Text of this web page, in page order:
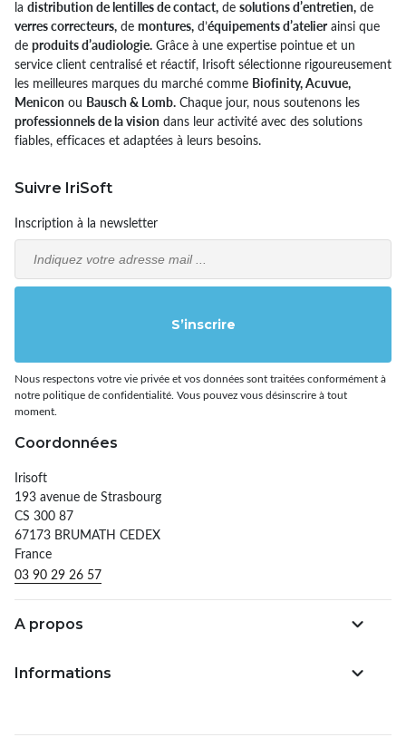
la distribution de lentilles de contact, de solutions d’entretien, de
verres correcteurs, de montures, d’équipements d’atelierainsi que
de produits d’audiologie. Grâce à une expertise pointue et un
service client centralisé et réactif, Irisoft sélectionne rigoureusement
les meilleures marques du marché comme Biofinity, Acuvue,
Menicon ou Bausch & Lomb. Chaque jour, nous soutenons les
professionnels de la vision dans leur activité avec des solutions
fiables, efficaces et adaptées à leurs besoins.
Suivre IriSoft
Inscription à la newsletter
Email
S’inscrire
Nous respectons votre vie privée et vos données sont traitées conformément à
notre politique de confidentialité. Vous pouvez vous désinscrire à tout
moment.
Coordonnées
Irisoft
193 avenue de Strasbourg
CS 300 87
67173 BRUMATH CEDEX
France
03 90 29 26 57
A propos
Informations